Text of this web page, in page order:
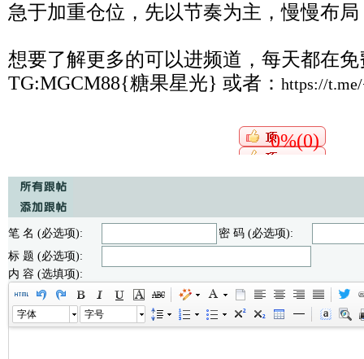
急于加重仓位，先以节奏为主，慢慢布局
想要了解更多的可以进频道，每天都在
TG:MGCM88{糖果星光} 或者： https://
0%(0)
笔 名 (必选项):
密 码 (必选项):
标 题 (必选项):
内 容 (选填项):
字体 字号